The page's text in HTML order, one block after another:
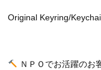
Original Keyring/
ＮＰＯでお活躍のお